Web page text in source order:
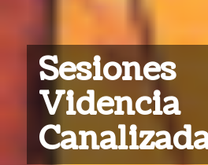
Sesiones
Videncia